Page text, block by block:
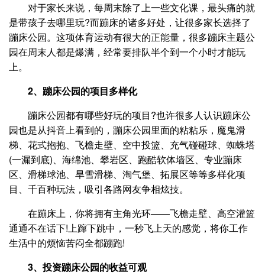
对于家长来说，每周末除了上一些文化课，最头痛的就
是带孩子去哪里玩?而蹦床的诸多好处，让很多家长选择了
蹦床公园。这项体育运动有很大的正能量，很多蹦床主题公
园在周末人都是爆满，经常要排队半个到一个小时才能玩
上。
2、蹦床公园的项目多样化
蹦床公园都有哪些好玩的项目?也许很多人认识蹦床公
园也是从抖音上看到的，蹦床公园里面的粘粘乐，魔鬼滑
梯、花式抱抱、飞檐走壁、空中投篮、充气碰碰球、蜘蛛塔
(一漏到底)、海绵池、攀岩区、跑酷软体墙区、专业蹦床
区、滑梯球池、旱雪滑梯、淘气堡、拓展区等等多样化项
目、千百种玩法，吸引各路网友争相炫技。
在蹦床上，你将拥有主角光环——飞檐走壁、高空灌篮
通通不在话下!上蹿下跳中，一秒飞上天的感觉，将你工作
生活中的烦恼苦闷全都蹦跑!
3、投资蹦床公园的收益可观